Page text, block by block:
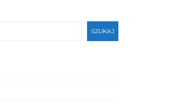
SZUKAJ